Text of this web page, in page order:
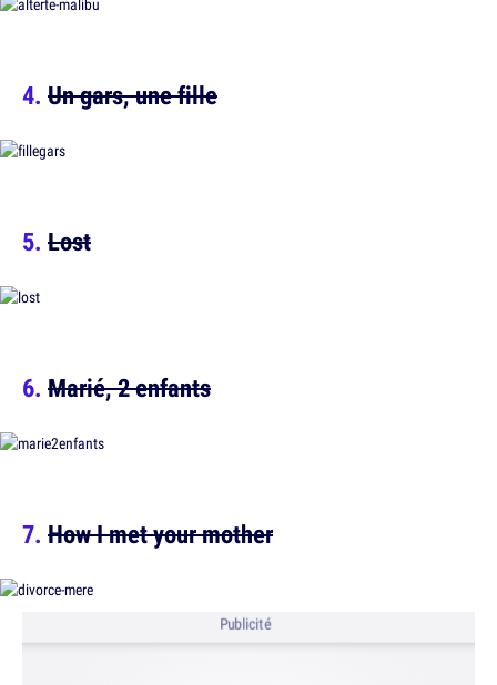
Un gars, une fille
Lost
Marié, 2 enfants
How I met your mother
Publicité